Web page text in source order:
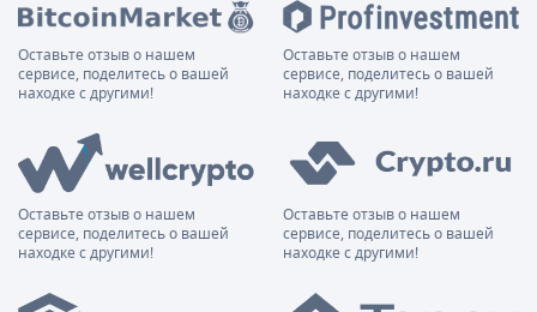
Оставьте отзыв о нашем
сервисе, поделитесь о вашей
находке с другими!
Оставьте отзыв о нашем
сервисе, поделитесь о вашей
находке с другими!
Оставьте отзыв о нашем
сервисе, поделитесь о вашей
находке с другими!
Оставьте отзыв о нашем
сервисе, поделитесь о вашей
находке с другими!